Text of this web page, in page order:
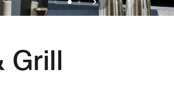
Grill